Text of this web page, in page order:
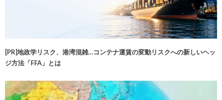
[PR]地政学リスク、港湾混雑…コンテナ運賃の変動リスクへの新しいヘッ
ジ方法「FFA」とは